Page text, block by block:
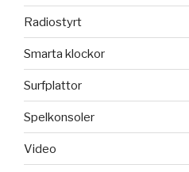
Radiostyrt
Smarta klockor
Surfplattor
Spelkonsoler
Video